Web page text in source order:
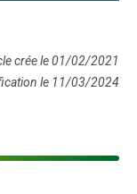
crée le 01/02/2021
le 11/03/2024